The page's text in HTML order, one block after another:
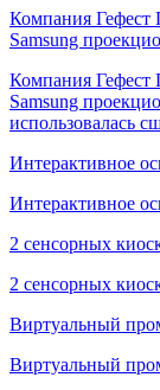
Компания Гефест
Samsung
Компания Гефест
Samsung
использовалась
Интерактивное
Интерактивное
2 сенсорных
2 сенсорных
Виртуальный
Виртуальный